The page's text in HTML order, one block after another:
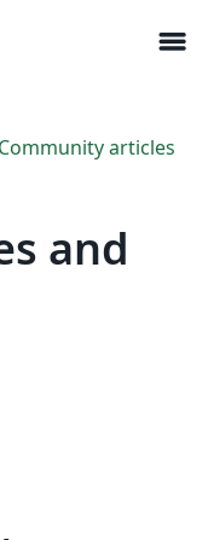
menu
Community articles
and